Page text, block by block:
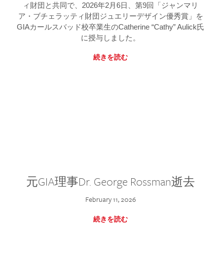
ィ財団と共同で、2026年2月6日、第9回「ジャンマリ
ア・ブチェラッティ財団ジュエリーデザイン優秀賞」を
GIAカールスバッド校卒業生のCatherine “Cathy” Aulick氏
に授与しました。
続きを読む
元GIA理事Dr. George Rossman逝去
February 11, 2026
続きを読む